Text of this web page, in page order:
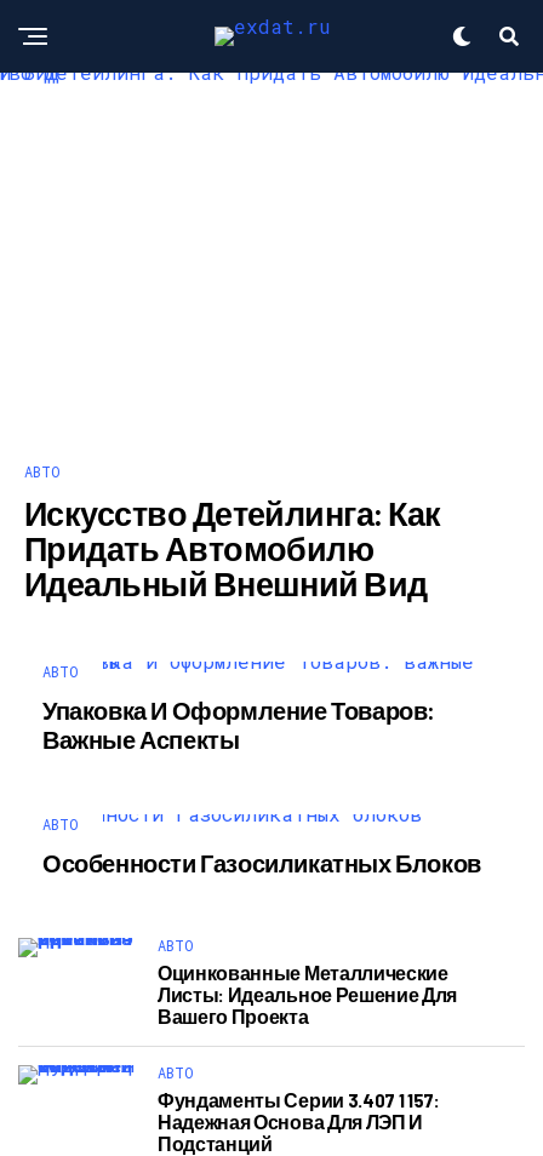
АВТО
Искусство Детейлинга: Как
Придать Автомобилю
Идеальный Внешний Вид
АВТО
Упаковка И Оформление Товаров:
Важные Аспекты
АВТО
Особенности Газосиликатных Блоков
АВТО
Оцинкованные Металлические
Листы: Идеальное Решение Для
Вашего Проекта
АВТО
Фундаменты Серии 3.407 1 157:
Надежная Основа Для ЛЭП И
Подстанций